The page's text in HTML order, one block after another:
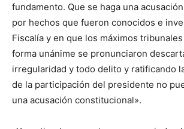
fundamento. Que se haga una
por hechos que fueron conocidos e
Fiscalía y en que los máximos
forma unánime se pronunciaron
irregularidad y todo delito y ratificando
de la participación del presidente no
una acusación constitucional».